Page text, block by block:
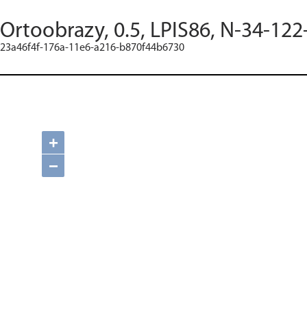
Ortoobrazy, 0.5, LPIS86, N-34-
23a46f4f-176a-11e6-a216-b870f44b6730
+
−